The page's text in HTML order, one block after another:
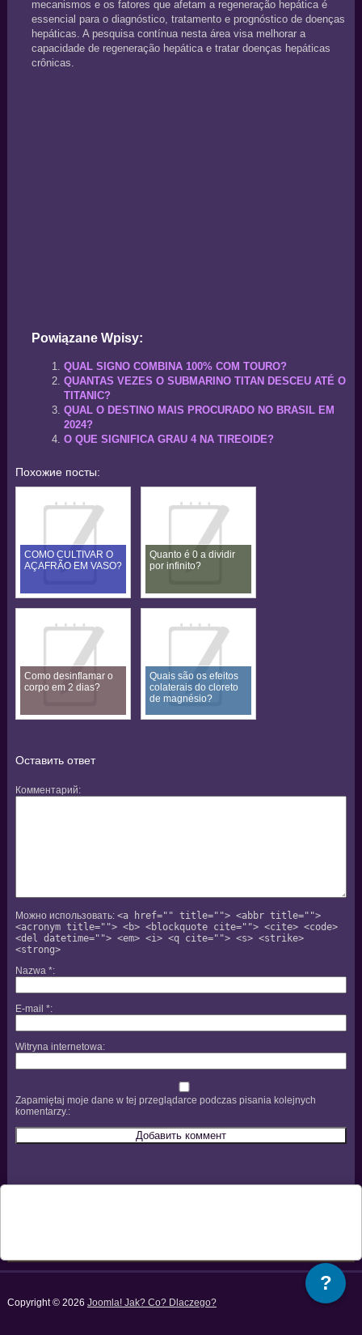
mecanismos e os fatores que afetam a regeneração hepática é
essencial para o diagnóstico, tratamento e prognóstico de doenças
hepáticas. A pesquisa contínua nesta área visa melhorar a
capacidade de regeneração hepática e tratar doenças hepáticas
crônicas.
Powiązane Wpisy:
QUAL SIGNO COMBINA 100% COM TOURO?
QUANTAS VEZES O SUBMARINO TITAN DESCEU ATÉ O
TITANIC?
QUAL O DESTINO MAIS PROCURADO NO BRASIL EM
2024?
O QUE SIGNIFICA GRAU 4 NA TIREOIDE?
Похожие посты:
COMO CULTIVAR O
AÇAFRÃO EM VASO?
Quanto é 0 a dividir
por infinito?
Como desinflamar o
corpo em 2 dias?
Quais são os efeitos
colaterais do cloreto
de magnésio?
Оставить ответ
Комментарий
Можно использовать: <a href="" title=""> <abbr title="">
<acronym title=""> <b> <blockquote cite=""> <cite> <code>
<del datetime=""> <em> <i> <q cite=""> <s> <strike>
<strong>
Nazwa *
E-mail *
Witryna internetowa
Zapamiętaj moje dane w tej przeglądarce podczas pisania kolejnych
komentarzy.
Copyright © 2026 Joomla! Jak? Co? Dlaczego?
?